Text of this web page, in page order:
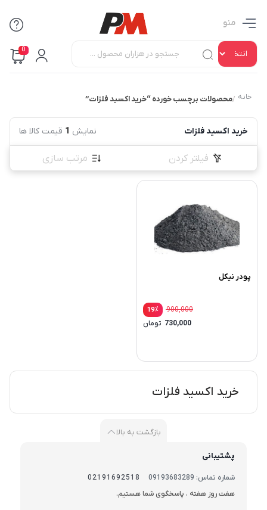
منو
0
خانه /محصولات برچسب خورده “خرید اکسید فلزات”
خرید اکسید فلزات نمایش 1 قیمت کالا ها
فیلتر کردن مرتب سازی
پودر نیکل
٪19
900,000
730,000 تومان
خرید اکسید فلزات
بازگشت به بالا
پشتیبانی
شماره تماس: 09193683289
02191692518
هفت روز هفته ، پاسخگوی شما هستیم.